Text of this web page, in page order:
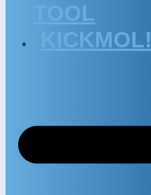
TOOL
KICKMOL!